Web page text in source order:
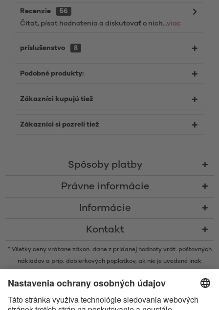
Recenzie
56
Čítať, písať hodnotenia a diskutovať o nich...viac
príslušenstvo 8
Podobné produkty:
Zákazníci kupujú tiež
Zákazníci si pozreli tiež
Spôsoby platby
Právne informácie
Informácie
Kontakt
* Všetky ceny vrátane zákon. dane z pridanej hodnoty vrát. poštovných
nákladov a príp. dobierkových poplatkov, ak nie je uvedené inak
spoločnosť Bluetooth SIG, Inc. a akékoľvek používanie takýchto značiek
spoločnosťou Satisfyer GmbH podlieha licencií.
Označenie Apple, logo spoločnosti Apple a Apple Watch sú ochrannými